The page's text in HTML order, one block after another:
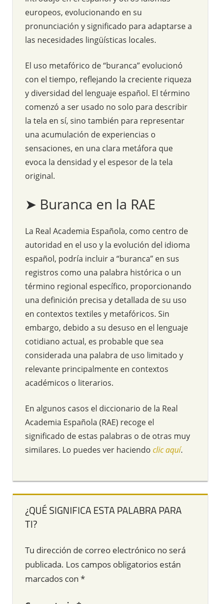
europeos, evolucionando en su
pronunciación y significado para adaptarse a
las necesidades lingüísticas locales.
El uso metafórico de “buranca” evolucionó
con el tiempo, reflejando la creciente riqueza
y diversidad del lenguaje español. El término
comenzó a ser usado no solo para describir
la tela en sí, sino también para representar
una acumulación de experiencias o
sensaciones, en una clara metáfora que
evoca la densidad y el espesor de la tela
original.
➤ Buranca en la RAE
La Real Academia Española, como centro de
autoridad en el uso y la evolución del idioma
español, podría incluir a “buranca” en sus
registros como una palabra histórica o un
término regional específico, proporcionando
una definición precisa y detallada de su uso
en contextos textiles y metafóricos. Sin
embargo, debido a su desuso en el lenguaje
cotidiano actual, es probable que sea
considerada una palabra de uso limitado y
relevante principalmente en contextos
académicos o literarios.
En algunos casos el diccionario de la Real
Academia Española (RAE) recoge el
significado de estas palabras o de otras muy
similares. Lo puedes ver haciendo clic aquí.
¿QUÉ SIGNIFICA ESTA PALABRA PARA
TI?
Tu dirección de correo electrónico no será
publicada. Los campos obligatorios están
marcados con *